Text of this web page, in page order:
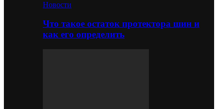
Новости
Что такое остаток протектора шин и
как его определить